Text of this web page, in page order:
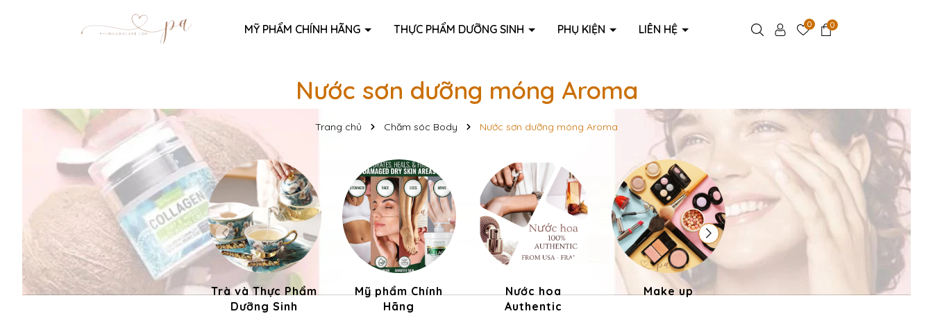
MỸ PHẨM CHÍNH HÃNG THỰC PHẨM DƯỠNG SINH PHỤ KIỆN LIÊN HỆ 0 0
Nước sơn dưỡng móng Aroma
Trang chủ Chăm sóc Body Nước sơn dưỡng móng Aroma
Trà và Thực Phẩm
Dưỡng Sinh
Mỹ phẩm Chính
Hãng
Nước hoa
Authentic
Make up Phụ kiện thời trang